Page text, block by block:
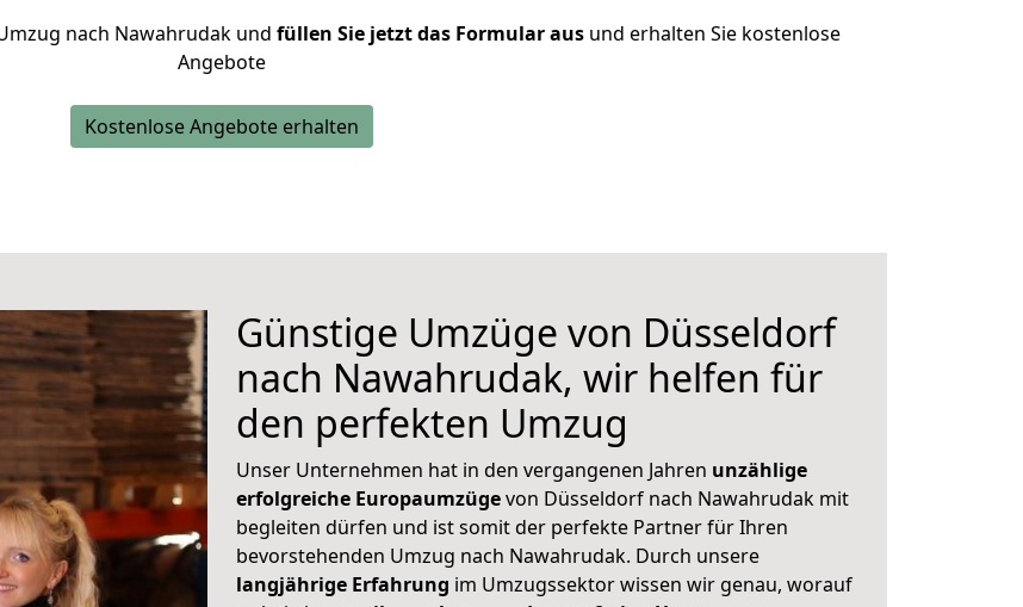
nach Nawahrudak und füllen Sie jetzt das Formular aus und erhalten Sie kostenlose
Angebote
Kostenlose Angebote erhalten
Günstige Umzüge von Düsseldorf
nach Nawahrudak, wir helfen für
den perfekten Umzug
Unser Unternehmen hat in den vergangenen Jahren unzählige
erfolgreiche Europaumzügevon Düsseldorf nach Nawahrudak mit
begleiten dürfen und ist somit der perfekte Partner für Ihren
bevorstehenden Umzug nach Nawahrudak. Durch unsere
langjährige Erfahrung im Umzugssektor wissen wir genau, worauf